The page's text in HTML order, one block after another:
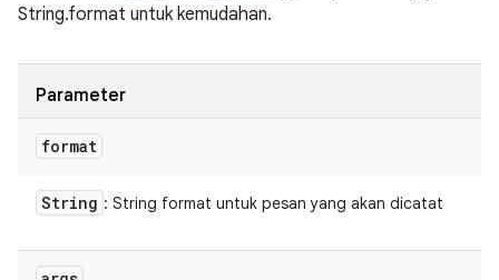
String.format untuk kemudahan.
Parameter
format
String : String format untuk pesan yang akan dicatat